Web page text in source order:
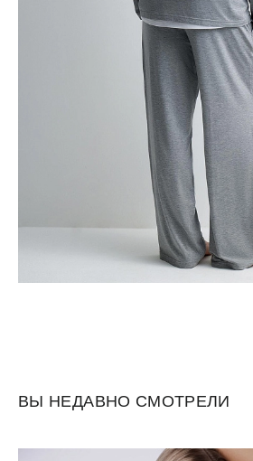
ВЫ НЕДАВНО СМОТРЕЛИ